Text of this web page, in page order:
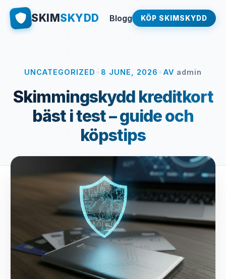
SKIMSKYDD Blogg KÖP SKIMSKYDD
UNCATEGORIZED 8 JUNE, 2026 AV admin
Skimmingskydd kreditkort
bäst i test – guide och
köpstips